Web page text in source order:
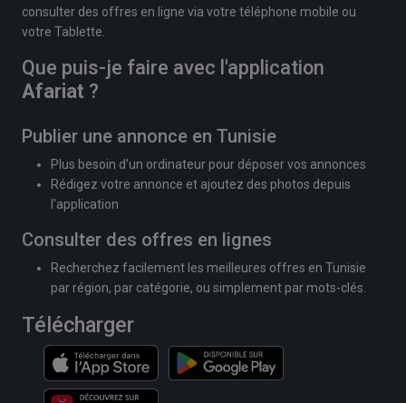
consulter des offres en ligne via votre téléphone mobile ou
votre Tablette.
Que puis-je faire avec l'application
Afariat ?
Publier une annonce en Tunisie
Plus besoin d'un ordinateur pour déposer vos annonces
Rédigez votre annonce et ajoutez des photos depuis
l'application
Consulter des offres en lignes
Recherchez facilement les meilleures offres en Tunisie
par région, par catégorie, ou simplement par mots-clés.
Télécharger